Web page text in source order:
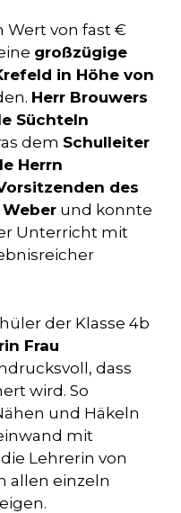
Wert von fast €
großzügige
in Höhe von
Herr Brouwers
Süchteln
dem Schulleiter
Herrn
des
und konnte
Unterricht mit
der Klasse 4b
Frau
dass
wird. So
und Häkeln
mit
Lehrerin von
allen einzeln